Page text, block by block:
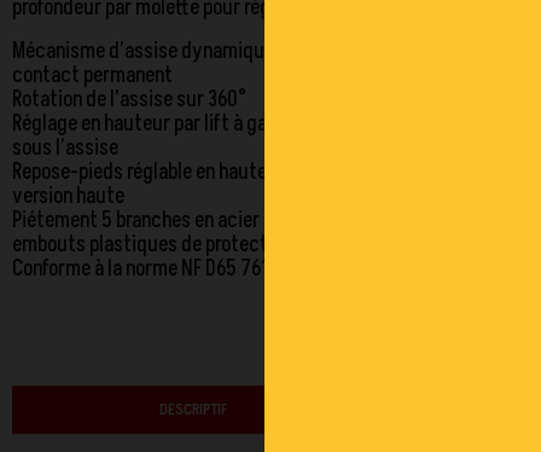
profondeur par molette pour réglage du maintien lombaire
Mécanisme d’assise dynamique asynchrone et dossier
contact permanent
Rotation de l’assise sur 360°
Réglage en hauteur par lift à gaz commandé par une manette
sous l’assise
Repose-pieds réglable en hauteur par molette de serrage sur la
version haute
Piétement 5 branches en acier de diamètre 580mm avec
embouts plastiques de protection sur patins ou sur roulettes
Conforme à la norme NF D65 761
DESCRIPTIF